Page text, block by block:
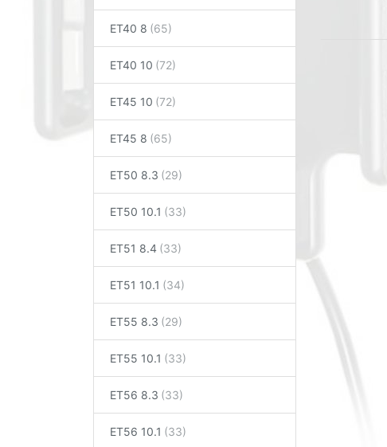
ET40 8
ET40 10
ET45 10
ET45 8
ET50 8.3
ET50 10.1
ET51 8.4
ET51 10.1
ET55 8.3
ET55 10.1
ET56 8.3
ET56 10.1